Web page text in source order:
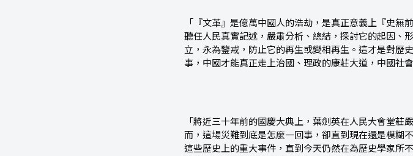
「『文革』是億萬中國人的浩劫，是真正意義上『史
聽任人民真實記述，嚴肅分析、總結，探討它的起因、
立，永為鑒戒，防止它的再生或變相再生。這才是對歷
事，中國才能真正走上治國、理政的康莊大道，中國社
「將近三十年前的國慶大典上，葉劍英在人民大會堂
而，這場災難到底是怎麼一回事，卻直到現在還是模糊
這些歷史上的重大事件，直到今天仍然在為歷史學家所